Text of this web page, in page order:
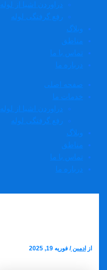
دراوردن اشیا از لوله
رفع گرفتگی لوله
وبلاگ
مناطق
تماس با ما
درباره ما
صفحه اصلی
خدمات ما
دراوردن اشیا از لوله
رفع گرفتگی لوله
وبلاگ
مناطق
تماس با ما
درباره ما
از ادمین/فوریه 19, 2025